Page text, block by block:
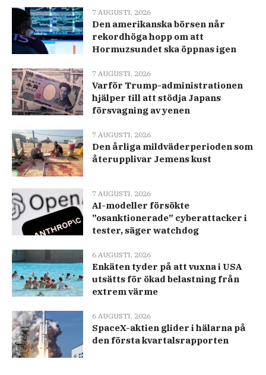
7 AUGUSTI, 2026
Den amerikanska börsen når
rekordhöga hopp om att
Hormuzsundet ska öppnas igen
7 AUGUSTI, 2026
Varför Trump-administrationen
hjälper till att stödja Japans
försvagning av yenen
7 AUGUSTI, 2026
Den årliga mildväderperioden som
återupplivar Jemens kust
7 AUGUSTI, 2026
AI-modeller försökte
”osanktionerade” cyberattacker i
tester, säger watchdog
6 AUGUSTI, 2026
Enkäten tyder på att vuxna i USA
utsätts för ökad belastning från
extrem värme
6 AUGUSTI, 2026
SpaceX-aktien glider i hälarna på
den första kvartalsrapporten